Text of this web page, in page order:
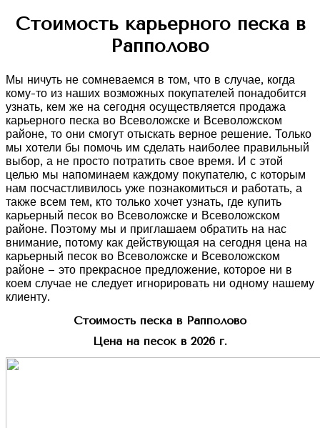
Стоимость карьерного песка в
Рапполово
Мы ничуть не сомневаемся в том, что в случае, когда
кому-то из наших возможных покупателей понадобится
узнать, кем же на сегодня осуществляется продажа
карьерного песка во Всеволожске и Всеволожском
районе, то они смогут отыскать верное решение. Только
мы хотели бы помочь им сделать наиболее правильный
выбор, а не просто потратить свое время. И с этой
целью мы напоминаем каждому покупателю, с которым
нам посчастливилось уже познакомиться и работать, а
также всем тем, кто только хочет узнать, где купить
карьерный песок во Всеволожске и Всеволожском
районе. Поэтому мы и приглашаем обратить на нас
внимание, потому как действующая на сегодня цена на
карьерный песок во Всеволожске и Всеволожском
районе – это прекрасное предложение, которое ни в
коем случае не следует игнорировать ни одному нашему
клиенту.
Стоимость песка в Рапполово
Цена на песок в 2026 г.